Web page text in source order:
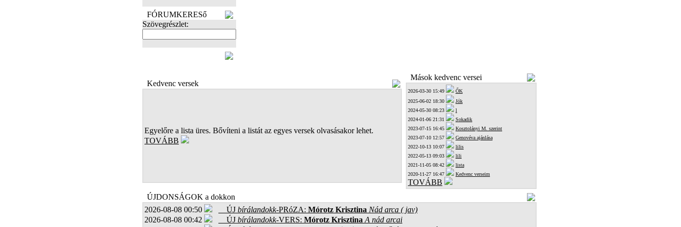
FÓRUMKERESő
Szövegrészlet:
Kedvenc versek
Egyelőre a lista üres. Bővíteni a listát az egyes versek olvasásakor lehet.
TOVÁBB
Mások kedvenc versei
2026-03-30 15:49
ŐK
2025-06-02 18:30
Jók
2024-05-30 08:23
l
2024-01-06 21:31
Sokadik
2023-07-15 16:45
Kosztolányi M. szerint
2023-07-10 12:57
Genovéva ajánlása
2022-10-13 10:07
lilis
2022-05-13 09:03
lili
2021-11-05 08:42
lista
2020-11-27 16:47
Kedvenc verseim
TOVÁBB
ÚJDONSÁGOK a dokkon
2026-08-08 00:50
ÚJ bírálandokk-PRóZA: Mórotz Krisztina Nád arca ( jav)
2026-08-08 00:42
ÚJ bírálandokk-VERS: Mórotz Krisztina A nád arcai